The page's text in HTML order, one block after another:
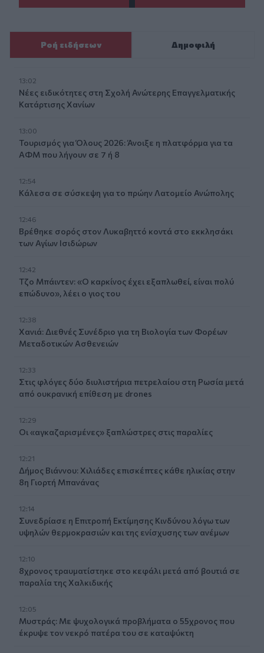
Ροή ειδήσεων Δημοφιλή
13:02
Νέες ειδικότητες στη Σχολή Ανώτερης Επαγγελματικής
Κατάρτισης Χανίων
13:00
Τουρισμός για Όλους 2026: Άνοιξε η πλατφόρμα για τα
ΑΦΜ που λήγουν σε 7 ή 8
12:54
Κάλεσα σε σύσκεψη για το πρώην Λατομείο Ανώπολης
12:46
Βρέθηκε σορός στον Λυκαβηττό κοντά στο εκκλησάκι
των Αγίων Ισιδώρων
12:42
Τζο Μπάιντεν: «Ο καρκίνος έχει εξαπλωθεί, είναι πολύ
επώδυνο», λέει ο γιος του
12:38
Χανιά: Διεθνές Συνέδριο για τη Βιολογία των Φορέων
Μεταδοτικών Ασθενειών
12:33
Στις φλόγες δύο διυλιστήρια πετρελαίου στη Ρωσία μετά
από ουκρανική επίθεση με drones
12:29
Οι «αγκαζαρισμένες» ξαπλώστρες στις παραλίες
12:21
Δήμος Βιάννου: Χιλιάδες επισκέπτες κάθε ηλικίας στην
8η Γιορτή Μπανάνας
12:14
Συνεδρίασε η Επιτροπή Εκτίμησης Κινδύνου λόγω των
υψηλών θερμοκρασιών και της ενίσχυσης των ανέμων
12:10
8χρονος τραυματίστηκε στο κεφάλι μετά από βουτιά σε
παραλία της Χαλκιδικής
12:05
Μυστράς: Με ψυχολογικά προβλήματα ο 55χρονος που
έκρυψε τον νεκρό πατέρα του σε καταψύκτη